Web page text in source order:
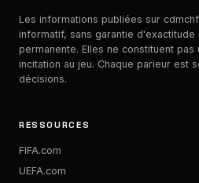
Les informations publiées sur
informatif, sans garantie d'exactitude
permanente. Elles ne constituent
incitation au jeu. Chaque parieur est
décisions.
RESSOURCES
FIFA.com
UEFA.com